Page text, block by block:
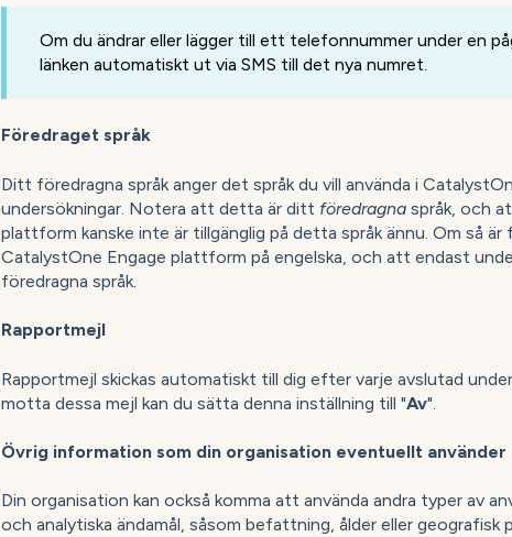
Om du ändrar eller lägger till ett telefonnummer under en
länken automatiskt ut via SMS till det nya numret.
Föredraget språk
Ditt föredragna språk anger det språk du vill använda i
undersökningar. Notera att detta är ditt föredragnaspråk, och
plattform kanske inte är tillgänglig på detta språk ännu. Om så
CatalystOne Engage plattform på engelska, och att endast
föredragna språk.
Rapportmejl
Rapportmejl skickas automatiskt till dig efter varje avslutad
motta dessa mejl kan du sätta denna inställning till "Av".
Övrig information som din organisation eventuellt använder
Din organisation kan också komma att använda andra typer av
och analytiska ändamål, såsom befattning, ålder eller geografisk